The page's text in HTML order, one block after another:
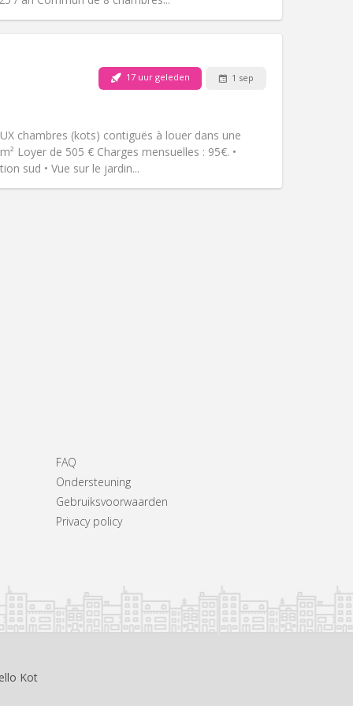
17 uur geleden 1 sep
chambres (kots) contiguës à louer dans une
Loyer de 505 € Charges mensuelles : 95€. •
sud • Vue sur le jardin...
Andere
Sfeer:Gemeenschappelijk, ernstig,
Rookvrij
Huisdieren: Nee
FAQ
Ondersteuning
Gebruiksvoorwaarden
Privacy policy
Kot